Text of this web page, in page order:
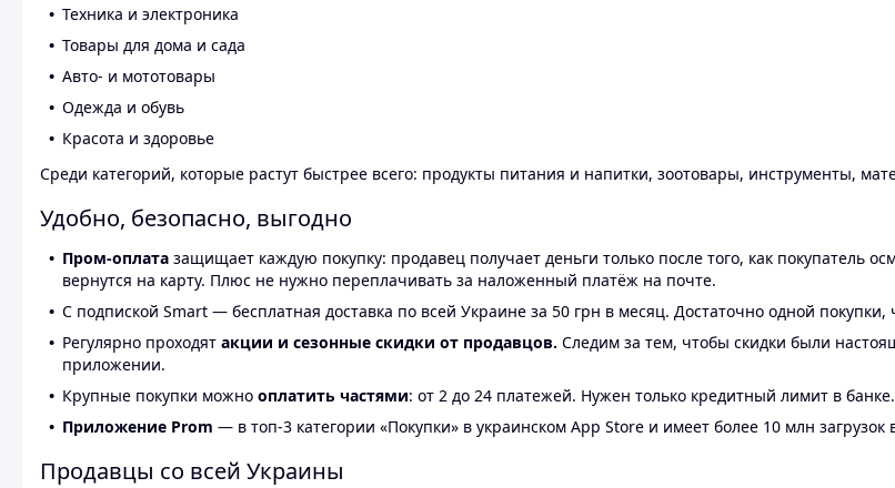
Техника и электроника
Товары для дома и сада
Авто- и мототовары
Одежда и обувь
Красота и здоровье
Среди категорий, которые растут быстрее всего: продукты питания и напитки, зоотовары, инструменты,
Удобно, безопасно, выгодно
Пром-оплата защищает каждую покупку: продавец получает деньги только после того, как покупатель
вернутся на карту. Плюс не нужно переплачивать за наложенный платёж на почте.
С подпиской Smart — бесплатная доставка по всей Украине за 50 грн в месяц. Достаточно одной покупки,
Регулярно проходят акции и сезонные скидки от продавцов. Следим за тем, чтобы скидки были
приложении.
Крупные покупки можно оплатить частями: от 2 до 24 платежей. Нужен только кредитный лимит в банке.
Приложение Prom — в топ-3 категории «Покупки» в украинском App Store и имеет более 10 млн загрузок
Продавцы со всей Украины